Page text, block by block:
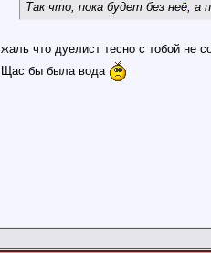
Так что, пока будет без неё, а
жаль что дуелист тесно с тобой не
Щас бы была вода